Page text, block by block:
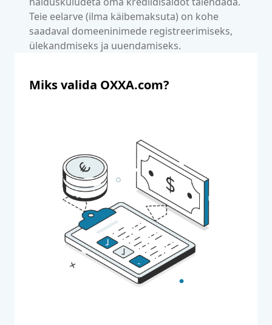
Teie eelarve (ilma käibemaksuta) on kohe
saadaval domeeninimede registreerimiseks,
ülekandmiseks ja uuendamiseks.
Miks valida OXXA.com?